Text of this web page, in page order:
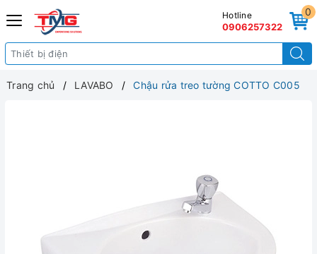
0
Hotline
0906257322
Trang chủ LAVABO Chậu rửa treo tường COTTO C005